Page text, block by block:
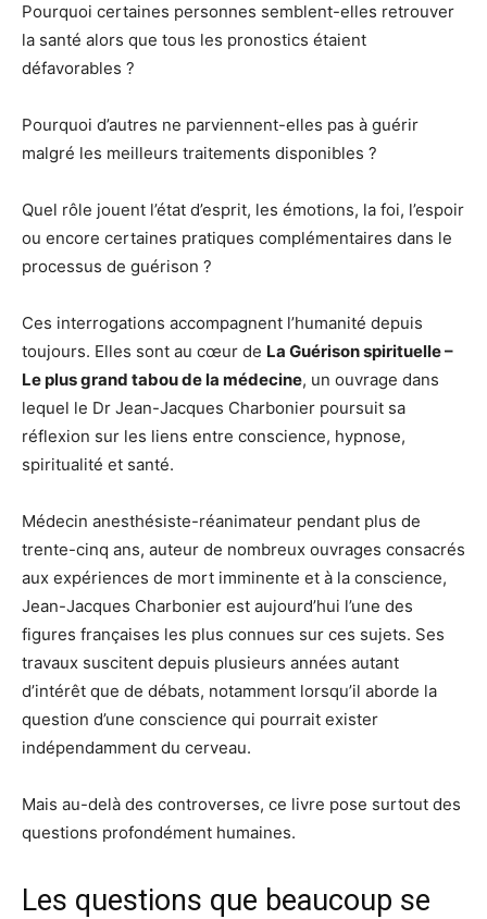
Pourquoi certaines personnes semblent-elles retrouver
la santé alors que tous les pronostics étaient
défavorables ?
Pourquoi d’autres ne parviennent-elles pas à guérir
malgré les meilleurs traitements disponibles ?
Quel rôle jouent l’état d’esprit, les émotions, la foi, l’espoir
ou encore certaines pratiques complémentaires dans le
processus de guérison ?
Ces interrogations accompagnent l’humanité depuis
toujours. Elles sont au cœur de La Guérison spirituelle –
Le plus grand tabou de la médecine, un ouvrage dans
lequel le Dr Jean-Jacques Charbonier poursuit sa
réflexion sur les liens entre conscience, hypnose,
spiritualité et santé.
Médecin anesthésiste-réanimateur pendant plus de
trente-cinq ans, auteur de nombreux ouvrages consacrés
aux expériences de mort imminente et à la conscience,
Jean-Jacques Charbonier est aujourd’hui l’une des
figures françaises les plus connues sur ces sujets. Ses
travaux suscitent depuis plusieurs années autant
d’intérêt que de débats, notamment lorsqu’il aborde la
question d’une conscience qui pourrait exister
indépendamment du cerveau.
Mais au-delà des controverses, ce livre pose surtout des
questions profondément humaines.
Les questions que beaucoup se